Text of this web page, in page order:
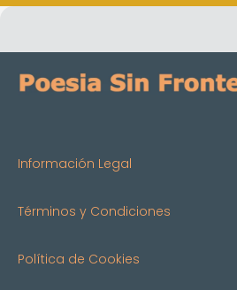
Información Legal
Términos y Condiciones
Política de Cookies